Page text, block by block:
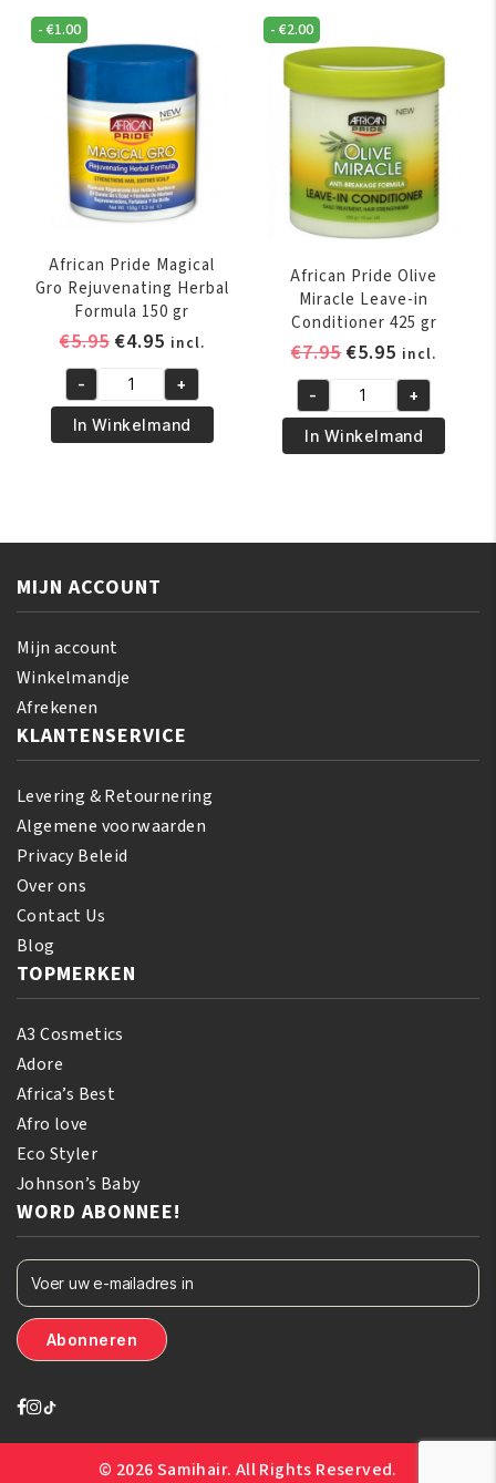
ml
aantal
Neutralizing
Deep
Conditioning
Shampoo
ml
aantal
-€1.00
African Pride Magical
Gro Rejuvenating Herbal
Formula 150 gr
€5.95 Oorspronkelijke
was:
€5.95.
€4.95Huidige
prijs
is:
€4.95.
incl.
African
Pride
Magical
150
gr
aantal
- +
In Winkelmand
-€2.00
African Pride Olive
Miracle Leave-in
Conditioner 425 gr
€7.95
was:
€7.95.
€5.95 Huidige
prijs
is:
€5.95.
incl.
African
Pride
Olive
in
gr
- +
In Winkelmand
MIJN ACCOUNT
Mijn account
Winkelmandje
Afrekenen
KLANTENSERVICE
Levering & Retournering
Algemene voorwaarden
Privacy Beleid
Over ons
Contact Us
Blog
TOPMERKEN
A3 Cosmetics
Adore
Africa’s Best
Afro love
Eco Styler
Johnson’s Baby
WORD ABONNEE!
© 2026 Samihair. All Rights Reserved.